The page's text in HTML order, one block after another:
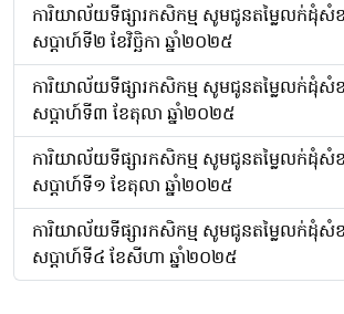
ការិយាល័យទីផ្សារកសិកម្ម សូមជូនតម្លៃលក់ដុំសំខ
សប្តាហ៍ទី២ ខែវិច្ឆិកា ឆ្នាំ២០២៥
ការិយាល័យទីផ្សារកសិកម្ម សូមជូនតម្លៃលក់ដុំសំខ
សប្តាហ៍ទី៣ ខែតុលា ឆ្នាំ២០២៥
ការិយាល័យទីផ្សារកសិកម្ម សូមជូនតម្លៃលក់ដុំសំខ
សប្តាហ៍ទី១ ខែតុលា ឆ្នាំ២០២៥
ការិយាល័យទីផ្សារកសិកម្ម សូមជូនតម្លៃលក់ដុំសំខ
សប្តាហ៍ទី៤ ខែសីហា ឆ្នាំ២០២៥